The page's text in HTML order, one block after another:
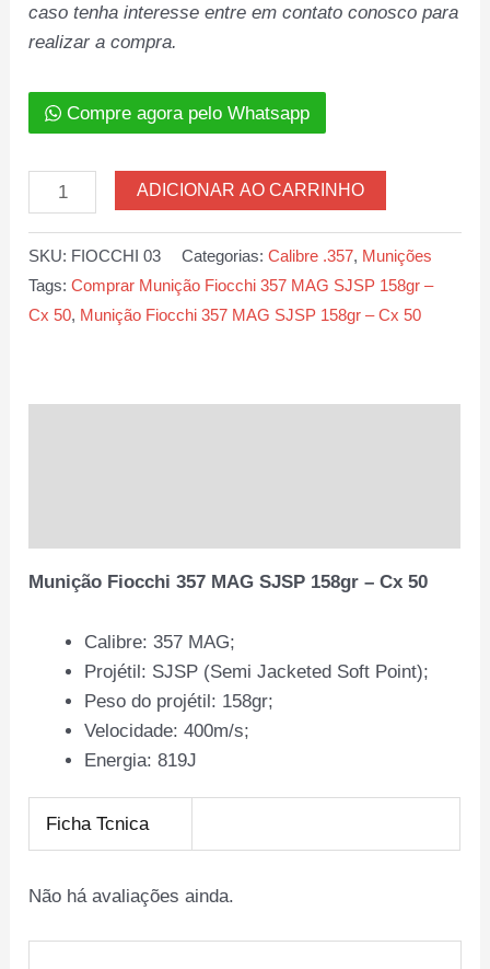
caso tenha interesse entre em contato conosco para
realizar a compra.
Compre agora pelo Whatsapp
Munição
Fiocchi
ADICIONAR AO CARRINHO
SKU: FIOCCHI 03 Categorias:Calibre .357, Munições
Tags:Comprar Munição Fiocchi 357 MAG SJSP 158gr –
Cx 50, Munição Fiocchi 357 MAG SJSP 158gr – Cx 50
Munição Fiocchi 357 MAG SJSP 158gr – Cx 50
Calibre: 357 MAG;
Projétil: SJSP (Semi Jacketed Soft Point);
Peso do projétil: 158gr;
Velocidade: 400m/s;
Energia: 819J
Ficha Tcnica
Não há avaliações ainda.